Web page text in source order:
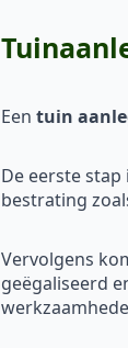
Een tuin
De eerste stap
bestrating
Vervolgens
geëgaliseerd